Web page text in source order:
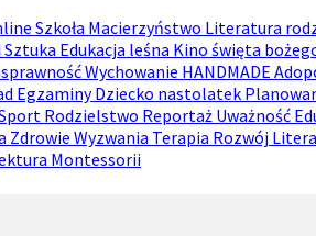
Szkoła Macierzyństwo Literatura
Sztuka Edukacja leśna Kino święta
Wychowanie HANDMADE
EgzaminyDziecko nastolatek
Rodzielstwo Reportaż Uważność
Zdrowie Wyzwania Terapia Rozwój
Montessorii